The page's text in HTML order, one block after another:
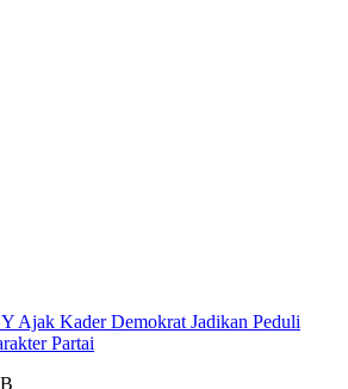
Ajak Kader Demokrat Jadikan Peduli
Partai